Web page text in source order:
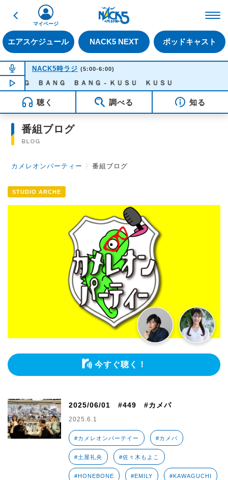
戻る
エアスケジュール NACK5 NEXT ポッドキャスト
マイページ
NOW ON AIR
NACK5時ラジ (5:00-6:00)
NOW PLAYING05:21
ＡＮＧ ＢＡＮＧ ＢＡＮＧ - ＫＵＳＵ ＫＵＳＵ
聴く 調べる 知る
番組ブログ
BLOG
カメレオンパーティー 〉番組ブログ
STUDIO ARCHE
今すぐ聴く！
2025/06/01 #449 #カメパ
2025.6.1
#カメレオンパーテイー #カメパ
#土屋礼央 #佐々木もよこ
#HONEBONE #EMILY #KAWAGUCHI